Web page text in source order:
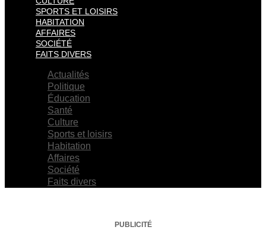
SPORTS ET LOISIRS
HABITATION
AFFAIRES
SOCIÉTÉ
FAITS DIVERS
Actualités
Politique
Éducation
Santé
Culture
Sports et loisirs
Habitation
Affaires
Société
Faits divers
PUBLICITÉ